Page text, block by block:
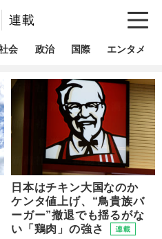
連載
会 政治 国際 エンタメ
日本はチキン大国なのか
ケンタ値上げ、“鳥貴族バ
ーガー”撤退でも揺るがな
い「鶏肉」の強さ